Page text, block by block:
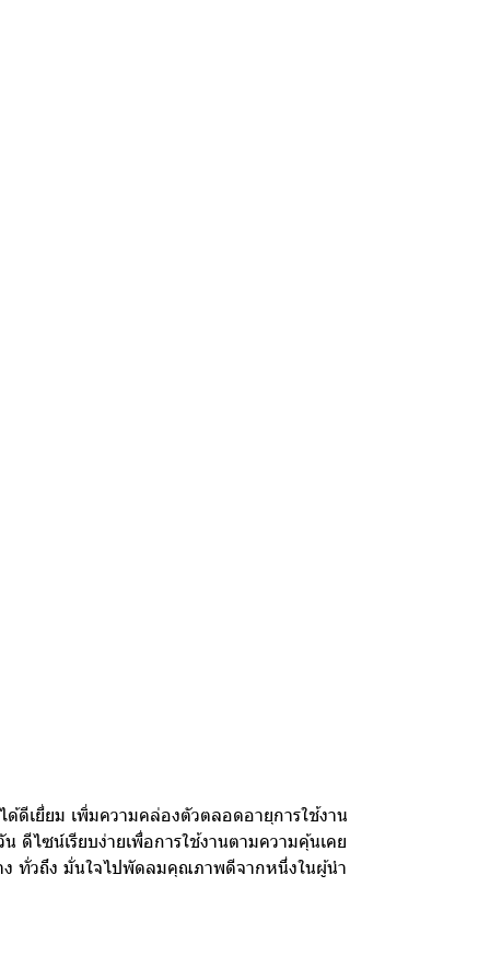
ด้ดีเยี่ยม เพิ่มความคล่องตัวตลอดอายุการใช้งาน
ดีไซน์เรียบง่ายเพื่อการใช้งานตามความคุ้นเคย
ง ทั่วถึง มั่นใจไปพัดลมคุณภาพดีจากหนึ่งในผู้นำ